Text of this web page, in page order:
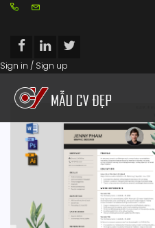
Sign in / Sign up